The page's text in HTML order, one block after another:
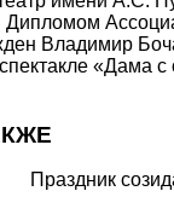
Дипломом
Владимир
«Дама с
Праздник